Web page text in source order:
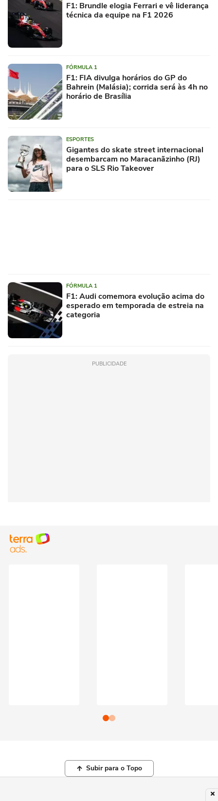
F1: Brundle elogia Ferrari e vê liderança
técnica da equipe na F1 2026
FÓRMULA 1
F1: FIA divulga horários do GP do
Bahrein (Malásia); corrida será às 4h no
horário de Brasília
ESPORTES
Gigantes do skate street internacional
desembarcam no Maracanãzinho (RJ)
para o SLS Rio Takeover
FÓRMULA 1
F1: Audi comemora evolução acima do
esperado em temporada de estreia na
categoria
PUBLICIDADE
Subir para o Topo